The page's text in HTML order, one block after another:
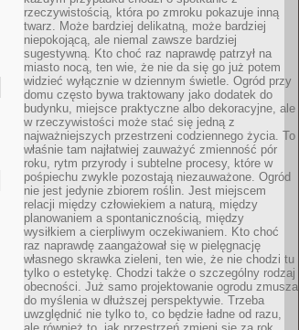
rzeczywistością, która po zmroku pokazuje inną
twarz. Może bardziej delikatną, może bardziej
niepokojącą, ale niemal zawsze bardziej
sugestywną. Kto choć raz naprawdę patrzył na
miasto nocą, ten wie, że nie da się go już potem
widzieć wyłącznie w dziennym świetle. Ogród przy
domu często bywa traktowany jako dodatek do
budynku, miejsce praktyczne albo dekoracyjne, ale
w rzeczywistości może stać się jedną z
najważniejszych przestrzeni codziennego życia. To
właśnie tam najłatwiej zauważyć zmienność pór
roku, rytm przyrody i subtelne procesy, które w
pośpiechu zwykle pozostają niezauważone. Ogród
nie jest jedynie zbiorem roślin. Jest miejscem
relacji między człowiekiem a naturą, między
planowaniem a spontanicznością, między
wysiłkiem a cierpliwym oczekiwaniem. Kto choć
raz naprawdę zaangażował się w pielęgnację
własnego skrawka zieleni, ten wie, że nie chodzi tu
tylko o estetykę. Chodzi także o szczególny rodzaj
obecności. Już samo projektowanie ogrodu zmusza
do myślenia w dłuższej perspektywie. Trzeba
uwzględnić nie tylko to, co będzie ładne od razu,